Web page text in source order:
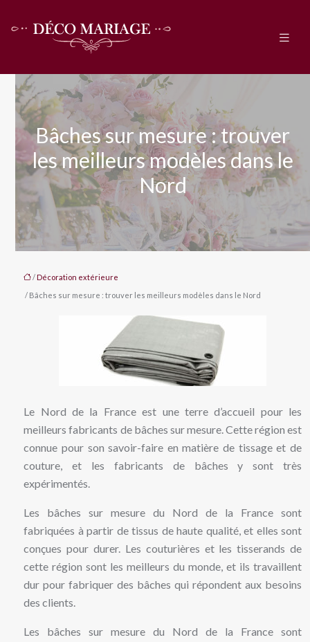
Bâches sur mesure : trouver
les meilleurs modèles dans le
Nord
/Décoration extérieure
/ Bâches sur mesure : trouver les meilleurs modèles dans le Nord
Le Nord de la France est une terre d’accueil pour les
meilleurs fabricants de bâches sur mesure. Cette région est
connue pour son savoir-faire en matière de tissage et de
couture, et les fabricants de bâches y sont très
expérimentés.
Les bâches sur mesure du Nord de la France sont
fabriquées à partir de tissus de haute qualité, et elles sont
conçues pour durer. Les couturières et les tisserands de
cette région sont les meilleurs du monde, et ils travaillent
dur pour fabriquer des bâches qui répondent aux besoins
des clients.
Les bâches sur mesure du Nord de la France sont